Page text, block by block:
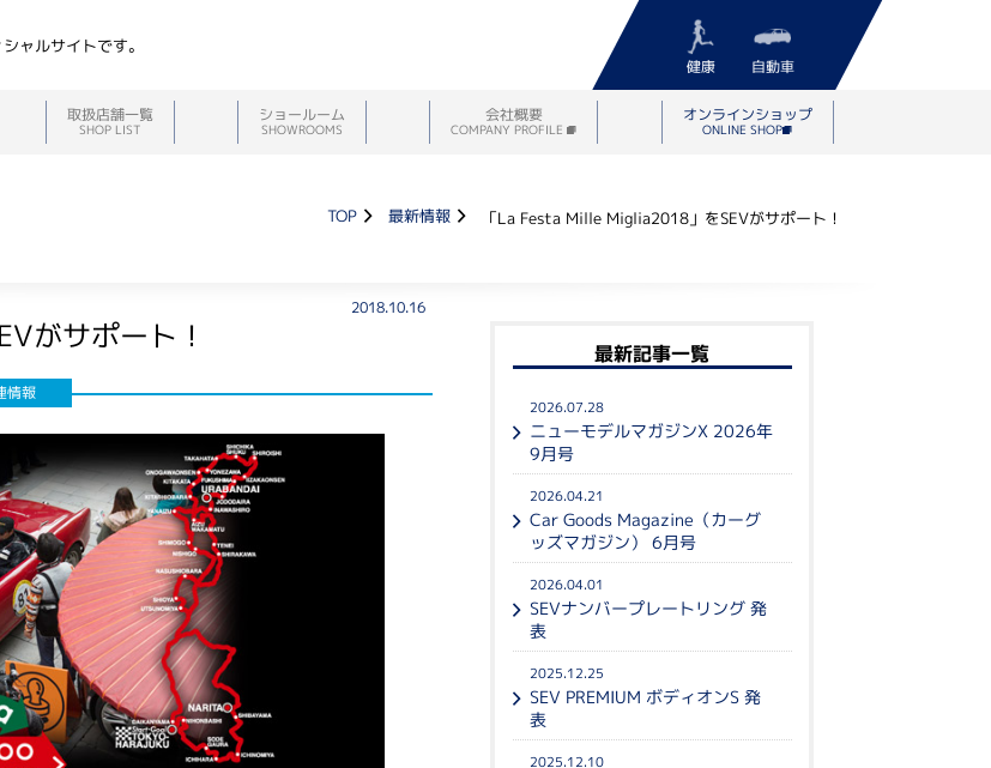
ャルサイトです。
健康 自動車
取扱店舗一覧
SHOP LIST
ショールーム
SHOWROOMS
会社概要
COMPANY PROFILE
オンラインショップ
ONLINE SHOP
TOP 最新情報 「La Festa Mille Miglia2018」をSEVがサポート！
がサポート！
2018.10.16
情報
最新記事一覧
2026.07.28
ニューモデルマガジンX 2026年
9月号
2026.04.21
Car Goods Magazine（カーグ
ッズマガジン） 6月号
2026.04.01
SEVナンバープレートリング 発
表
2025.12.25
SEV PREMIUM ボディオンS 発
表
2025.12.10